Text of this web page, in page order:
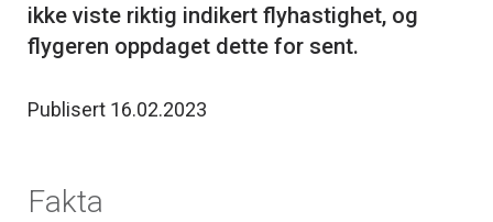
ikke viste riktig indikert flyhastighet, og
Publisert 16.02.2023
Fakta